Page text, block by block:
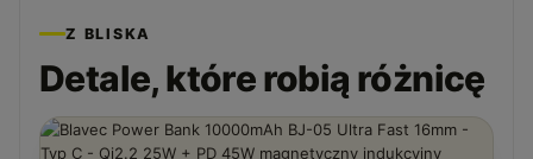
Z BLISKA
Detale, które robią różnicę